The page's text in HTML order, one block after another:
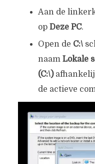
Aan de
op Deze PC.
Open de C:\
naam Lokale
(C:\)
de actieve